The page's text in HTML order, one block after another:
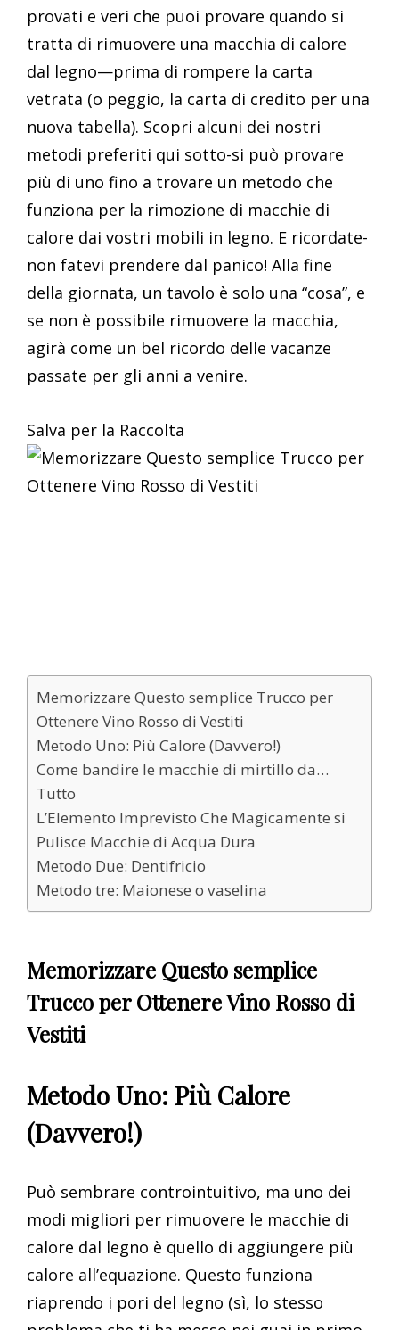
provati e veri che puoi provare quando si
tratta di rimuovere una macchia di calore
dal legno—prima di rompere la carta
vetrata (o peggio, la carta di credito per una
nuova tabella). Scopri alcuni dei nostri
metodi preferiti qui sotto-si può provare
più di uno fino a trovare un metodo che
funziona per la rimozione di macchie di
calore dai vostri mobili in legno. E ricordate-
non fatevi prendere dal panico! Alla fine
della giornata, un tavolo è solo una “cosa”, e
se non è possibile rimuovere la macchia,
agirà come un bel ricordo delle vacanze
passate per gli anni a venire.
Salva per la Raccolta
Memorizzare Questo semplice Trucco per
Ottenere Vino Rosso di Vestiti
Metodo Uno: Più Calore (Davvero!)
Come bandire le macchie di mirtillo da…
Tutto
L’Elemento Imprevisto Che Magicamente si
Pulisce Macchie di Acqua Dura
Metodo Due: Dentifricio
Metodo tre: Maionese o vaselina
Memorizzare Questo semplice
Trucco per Ottenere Vino Rosso di
Vestiti
Metodo Uno: Più Calore
(Davvero!)
Può sembrare controintuitivo, ma uno dei
modi migliori per rimuovere le macchie di
calore dal legno è quello di aggiungere più
calore all’equazione. Questo funziona
riaprendo i pori del legno (sì, lo stesso